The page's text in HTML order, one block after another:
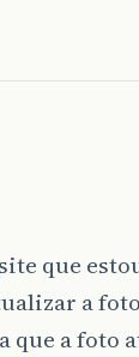
que
a
que a foto